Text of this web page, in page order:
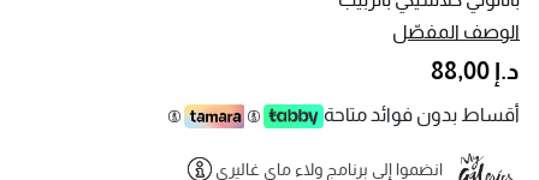
الوصف المفصّل
د.إ 88,00
أقساط بدون فوائد متاحة
انضموا إلى برنامج ولاء ماي غاليري